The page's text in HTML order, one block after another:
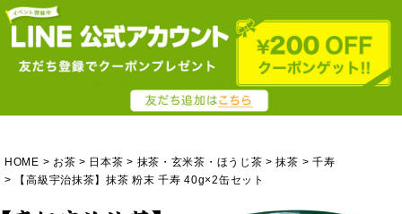
HOME お茶 日本茶 抹茶・玄米茶・ほうじ茶 抹茶
千寿
【高級宇治抹茶】抹茶 粉末 千寿 40g×2缶セット